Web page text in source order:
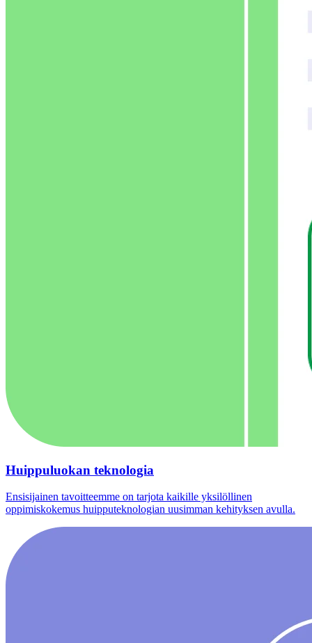
Huippuluokan teknologia
Ensisijainen tavoitteemme on tarjota kaikille yksilöllinen
oppimiskokemus huipputeknologian uusimman kehityksen avulla.